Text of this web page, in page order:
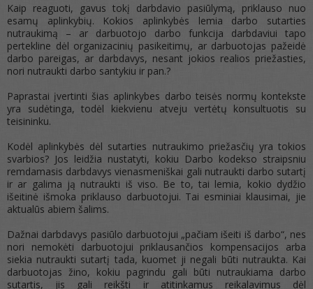
Kaip reaguoti, gavus tokį darbdavio pasiūlymą, priklauso nuo
esamų aplinkybių. Kokios aplinkybės lemia darbo sutarties
nutraukimą – ar darbuotojo darbo funkcija darbdaviui tapo
pertekline dėl organizacinių pasikeitimų, ar darbuotojas pažeidė
darbo pareigas, ar darbdavys, nesant jokios realios priežasties,
nori nutraukti darbo santykiu ir pan.?
Paprastai įvertinti šias aplinkybes darbo teisės normų kontekste
yra sudėtinga, todėl kiekvienu atveju vertėtų konsultuotis su
teisininku.
Kodėl aplinkybės dėl sutarties nutraukimo priežasčių yra tokios
svarbios? Jos leidžia nustatyti, kokiu Darbo kodekso straipsniu
remdamasis darbdavys vienasmeniškai gali nutraukti darbo sutartį
ir ar galima ją nutraukti iš viso. Be to, tai lemia, kokio dydžio
išeitinė išmoka priklauso darbuotojui. Tai esminiai klausimai, jie
aktualūs abiem šalims.
Dažnai darbdavys pasiūlo darbuotojui „pačiam išeiti iš darbo“, nes
nori nemokėti darbuotojui priklausančios kompensacijos arba
siekia nutraukti sutartį tada, kuomet ji negali būti nutraukta. Kai
darbuotojas žino, kokiu pagrindu gali būti nutraukiama darbo
sutartis, jis gali reikšti ir atitinkamus reikalavimus dėl